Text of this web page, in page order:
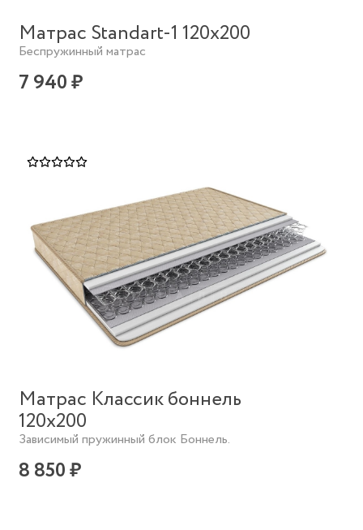
Матрас Standart-1 120х200
Беспружинный матрас
7 940 ₽
Матрас Классик боннель
120х200
Зависимый пружинный блок Боннель.
8 850 ₽